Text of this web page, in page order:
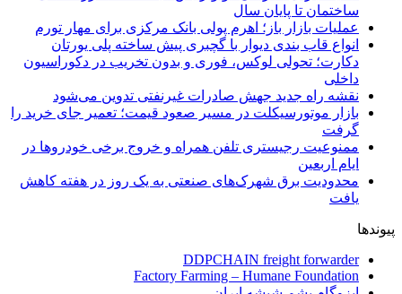
ساختمان تا پایان سال
عملیات بازار باز؛ اهرم پولی بانک مرکزی برای مهار تورم
انواع قاب بندی دیوار با گچبری پیش ساخته پلی یورتان
دکارت؛ تحولی لوکس، فوری و بدون تخریب در دکوراسیون
داخلی
نقشه راه جدید جهش صادرات غیرنفتی تدوین می‌شود
بازار موتورسیکلت در مسیر صعود قیمت؛ تعمیر جای خرید را
گرفت
ممنوعیت رجیستری تلفن همراه و خروج برخی خودروها در
ایام اربعین
محدودیت برق شهرک‌های صنعتی به یک روز در هفته کاهش
یافت
پیوندها
DDPCHAIN freight forwarder
Factory Farming – Humane Foundation